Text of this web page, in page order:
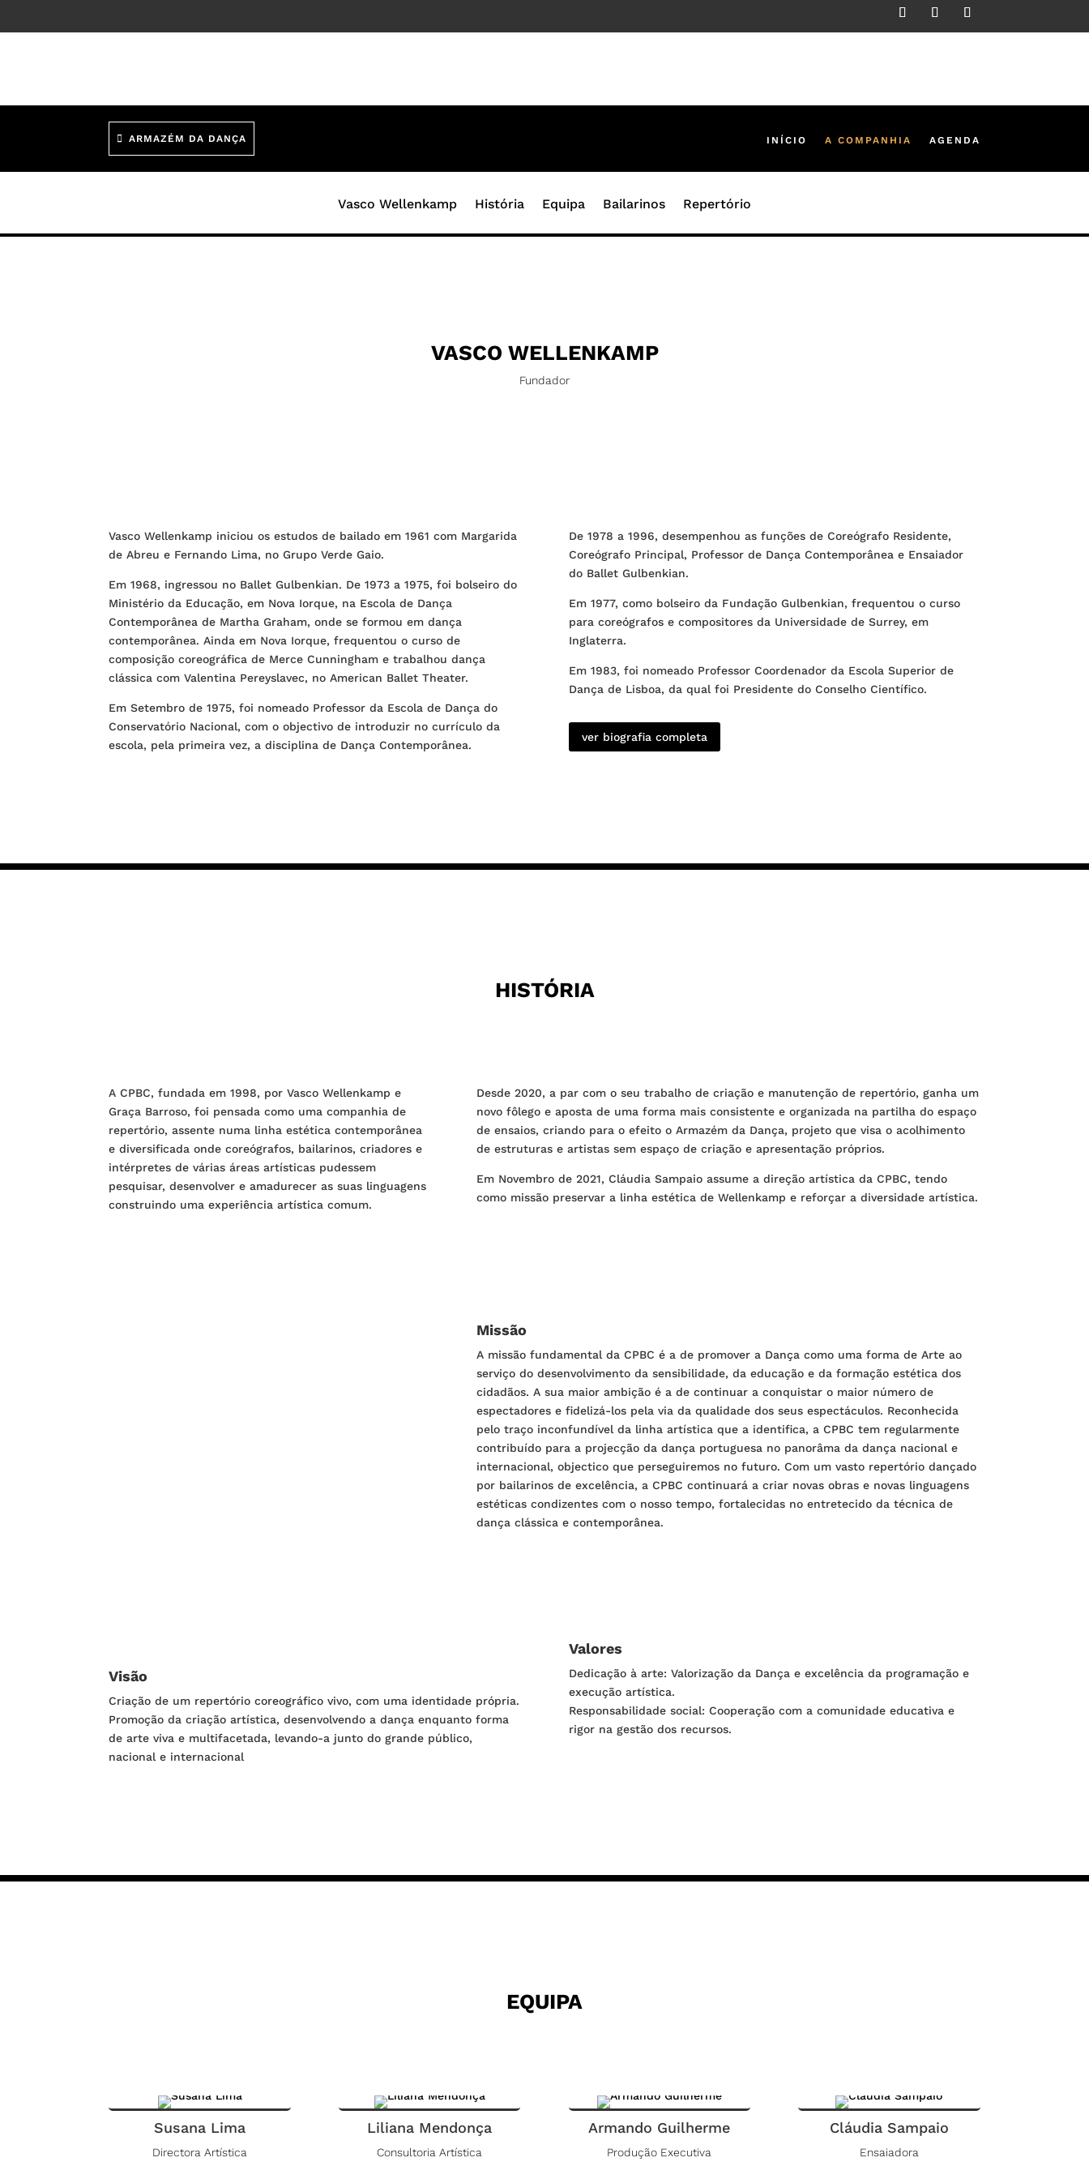
ARMAZÉM DA DANÇA INÍCIO A COMPANHIA AGENDA
Vasco Wellenkamp História Equipa Bailarinos Repertório
VASCO WELLENKAMP
Fundador
Vasco Wellenkamp iniciou os estudos de bailado em 1961 com Margarida
de Abreu e Fernando Lima, no Grupo Verde Gaio.
Em 1968, ingressou no Ballet Gulbenkian. De 1973 a 1975, foi bolseiro do
Ministério da Educação, em Nova Iorque, na Escola de Dança
Contemporânea de Martha Graham, onde se formou em dança
contemporânea. Ainda em Nova Iorque, frequentou o curso de
composição coreográfica de Merce Cunningham e trabalhou dança
clássica com Valentina Pereyslavec, no American Ballet Theater.
Em Setembro de 1975, foi nomeado Professor da Escola de Dança do
Conservatório Nacional, com o objectivo de introduzir no currículo da
escola, pela primeira vez, a disciplina de Dança Contemporânea.
De 1978 a 1996, desempenhou as funções de Coreógrafo Residente,
Coreógrafo Principal, Professor de Dança Contemporânea e Ensaiador
do Ballet Gulbenkian.
Em 1977, como bolseiro da Fundação Gulbenkian, frequentou o curso
para coreógrafos e compositores da Universidade de Surrey, em
Inglaterra.
Em 1983, foi nomeado Professor Coordenador da Escola Superior de
Dança de Lisboa, da qual foi Presidente do Conselho Científico.
ver biografia completa
HISTÓRIA
A CPBC, fundada em 1998, por Vasco Wellenkamp e
Graça Barroso, foi pensada como uma companhia de
repertório, assente numa linha estética contemporânea
e diversificada onde coreógrafos, bailarinos, criadores e
intérpretes de várias áreas artísticas pudessem
pesquisar, desenvolver e amadurecer as suas linguagens
construindo uma experiência artística comum.
Desde 2020, a par com o seu trabalho de criação e manutenção de repertório, ganha um
novo fôlego e aposta de uma forma mais consistente e organizada na partilha do espaço
de ensaios, criando para o efeito o Armazém da Dança, projeto que visa o acolhimento
de estruturas e artistas sem espaço de criação e apresentação próprios.
Em Novembro de 2021, Cláudia Sampaio assume a direção artística da CPBC, tendo
como missão preservar a linha estética de Wellenkamp e reforçar a diversidade artística.
Missão
A missão fundamental da CPBC é a de promover a Dança como uma forma de Arte ao
serviço do desenvolvimento da sensibilidade, da educação e da formação estética dos
cidadãos. A sua maior ambição é a de continuar a conquistar o maior número de
espectadores e fidelizá-los pela via da qualidade dos seus espectáculos. Reconhecida
pelo traço inconfundível da linha artística que a identifica, a CPBC tem regularmente
contribuído para a projecção da dança portuguesa no panorâma da dança nacional e
internacional, objectico que perseguiremos no futuro. Com um vasto repertório dançado
por bailarinos de excelência, a CPBC continuará a criar novas obras e novas linguagens
estéticas condizentes com o nosso tempo, fortalecidas no entretecido da técnica de
dança clássica e contemporânea.
Visão
Criação de um repertório coreográfico vivo, com uma identidade própria.
Promoção da criação artística, desenvolvendo a dança enquanto forma
de arte viva e multifacetada, levando-a junto do grande público,
nacional e internacional
Valores
Dedicação à arte: Valorização da Dança e excelência da programação e
execução artística.
Responsabilidade social: Cooperação com a comunidade educativa e
rigor na gestão dos recursos.
EQUIPA
Susana Lima
Directora Artística
Liliana Mendonça
Consultoria Artística
Armando Guilherme
Produção Executiva
Cláudia Sampaio
Ensaiadora